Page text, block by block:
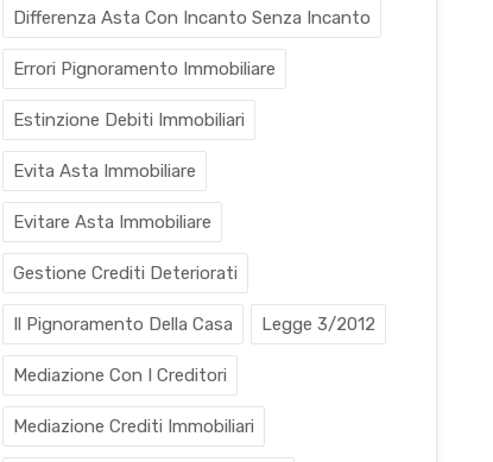
Differenza Asta Con Incanto Senza Incanto
Errori Pignoramento Immobiliare
Estinzione Debiti Immobiliari
Evita Asta Immobiliare
Evitare Asta Immobiliare
Gestione Crediti Deteriorati
Il Pignoramento Della Casa Legge 3/2012
Mediazione Con I Creditori
Mediazione Crediti Immobiliari